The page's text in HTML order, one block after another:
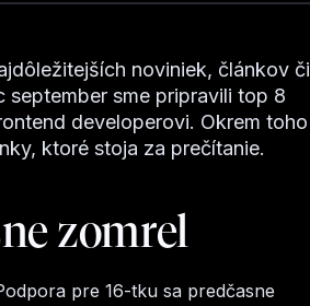
noviniek, článkov či
sme pripravili top 8
developerovi. Okrem toho
ktoré stoja za prečítanie.
zomrel
pre 16-tku sa predčasne